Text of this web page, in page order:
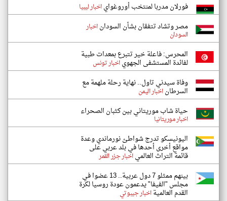
فورلان مدربا لمنتخب أوروغواياخبار ليبيا
مصر وتشاد تتفقان بشأن السوداناخبار
السودان
المحرس: فاعلة خير تتبرع بمعدات طبية
لفائدة المستشفى الجهوياخبار تونس
وفاة سيدني تاول.. نهاية رحلة ملهمة مع
السرطاناخبار اليمن
حياة شاب موريتاني بين كثبان الصحراء
اخبار موريتانيا
اليونيسكو تدرج شواطئ نورماندي وعدة
مواقع أخرى أحدها في بلد عربي على
قائمة التراث العالمياخبار جزر القمر
بينهم ممثلو 7 دول عربية.. 13 عضوا في
مجلس "الفيفا" يدعمون عودة روسيا لكرة
القدم العالميةاخبار جيبوتي